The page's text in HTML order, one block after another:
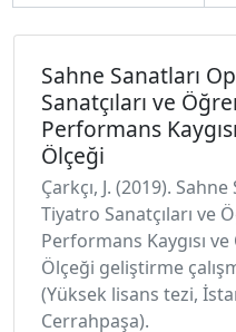
Sahne Sanatları
Sanatçıları ve
Performans
Ölçeği
Çarkçı, J. (2019).
Tiyatro Sanatçıları ve
Performans Kaygısı
Ölçeği geliştirme
(Yüksek lisans tezi,
Cerrahpaşa).